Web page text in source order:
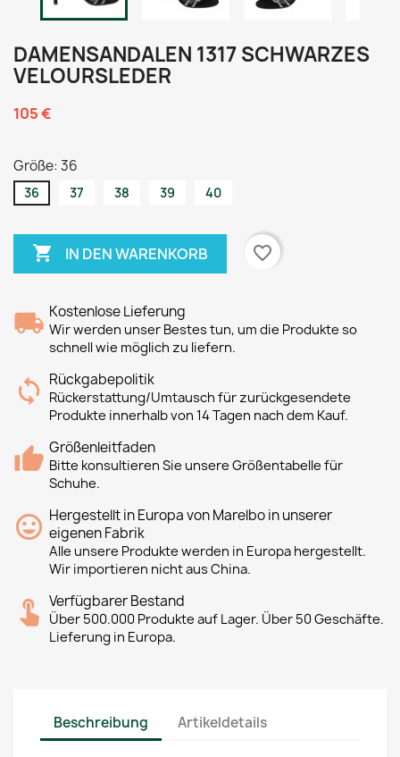
DAMENSANDALEN 1317 SCHWARZES
VELOURSLEDER
105 €
Größe: 36
36 37 38 39 40
 IN DEN WARENKORB favorite_border
Kostenlose Lieferung
Wir werden unser Bestes tun, um die Produkte so
schnell wie möglich zu liefern.
Rückgabepolitik
Rückerstattung/Umtausch für zurückgesendete
Produkte innerhalb von 14 Tagen nach dem Kauf.
Größenleitfaden
Bitte konsultieren Sie unsere Größentabelle für
Schuhe.
Hergestellt in Europa von Marelbo in unserer
eigenen Fabrik
Alle unsere Produkte werden in Europa hergestellt.
Wir importieren nicht aus China.
Verfügbarer Bestand
Über 500.000 Produkte auf Lager. Über 50 Geschäfte.
Lieferung in Europa.
Beschreibung Artikeldetails